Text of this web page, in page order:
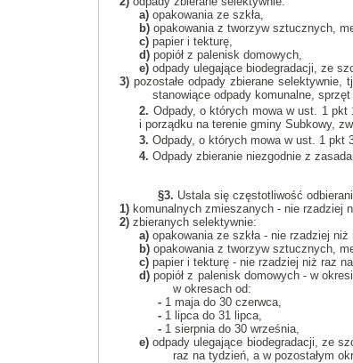
a)opakowania ze szkła,
b)opakowania z tworzyw sztucznych,
c)papier i tekturę,
d)popiół z palenisk domowych,
e)odpady ulegające biodegradacji, ze
3) pozostałe odpady zbierane
stanowiące odpady komunalne,
2. Odpady, o których mowa w ust. 1
i porządku na terenie gminy Subkowy,
3.Odpady, o których mowa w ust. 1 pkt
4.Odpady zbieranie niezgodnie z
§3. Ustala się częstotliwość
1) komunalnych zmieszanych - nie rzadziej
2) zbieranych selektywnie:
a)opakowania ze szkła - nie rzadziej niż
b)opakowania z tworzyw sztucznych,
c)papier i tekturę - nie rzadziej niż raz na
d)popiół z palenisk domowych - w
w okresach od:
- 1 maja do 30 czerwca,
- 1 lipca do 31 lipca,
- 1 sierpnia do 30 września,
e)odpady ulegające biodegradacji, ze
raz na tydzień, a w pozostałym